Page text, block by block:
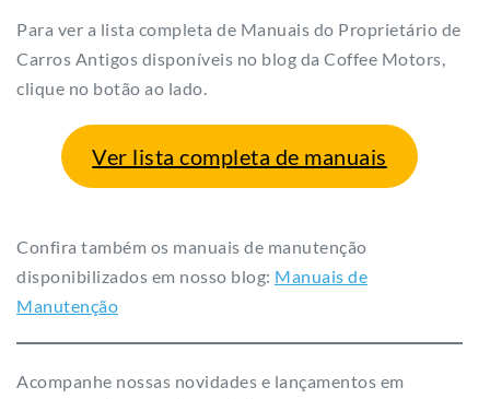
Para ver a lista completa de Manuais do Proprietário de
Carros Antigos disponíveis no blog da Coffee Motors,
clique no botão ao lado.
Ver lista completa de manuais
Confira também os manuais de manutenção
disponibilizados em nosso blog: Manuais de
Manutenção
Acompanhe nossas novidades e lançamentos em